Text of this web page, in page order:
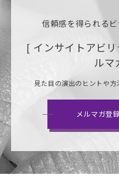
信頼感を得られる
[ インサイトアビ
ルマ
見た目の演出のヒントや方
メルマガ登